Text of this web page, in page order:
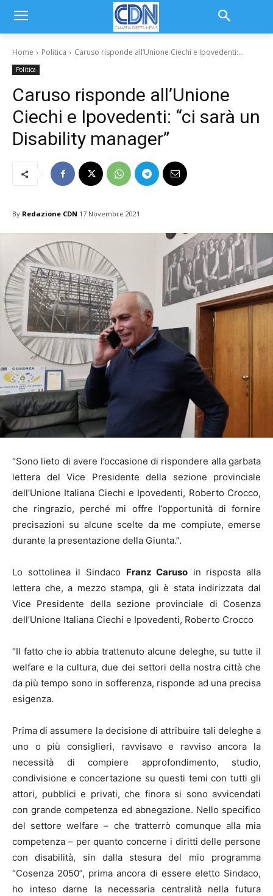
Home Politica Caruso risponde all’Unione Ciechi e Ipovedenti:...
Politica
Caruso risponde all’Unione
Ciechi e Ipovedenti: “ci sarà un
Disability manager”
By Redazione CDN 17 Novembre 2021
“Sono lieto di avere l’occasione di rispondere alla garbata
lettera del Vice Presidente della sezione provinciale
dell’Unione Italiana Ciechi e Ipovedenti, Roberto Crocco,
che ringrazio, perché mi offre l’opportunità di fornire
precisazioni su alcune scelte da me compiute, emerse
durante la presentazione della Giunta.”.
Lo sottolinea il Sindaco Franz Caruso in risposta alla
lettera che, a mezzo stampa, gli è stata indirizzata dal
Vice Presidente della sezione provinciale di Cosenza
dell’Unione Italiana Ciechi e Ipovedenti, Roberto Crocco
“Il fatto che io abbia trattenuto alcune deleghe, su tutte il
welfare e la cultura, due dei settori della nostra città che
da più tempo sono in sofferenza, risponde ad una precisa
esigenza.
Prima di assumere la decisione di attribuire tali deleghe a
uno o più consiglieri, ravvisavo e ravviso ancora la
necessità di compiere approfondimento, studio,
condivisione e concertazione su questi temi con tutti gli
attori, pubblici e privati, che finora si sono avvicendati
con grande competenza ed abnegazione. Nello specifico
del settore welfare – che tratterrò comunque alla mia
competenza – per quanto concerne i diritti delle persone
con disabilità, sin dalla stesura del mio programma
“Cosenza 2050”, prima ancora di essere eletto Sindaco,
ho inteso darne la necessaria centralità nella futura